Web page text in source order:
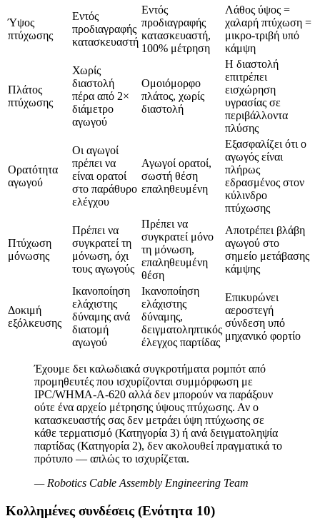
Ύψος
πτύχωσης
Εντός
προδιαγραφής
κατασκευαστή
Εντός
προδιαγραφής
κατασκευαστή,
100% μέτρηση
Λάθος ύψος =
χαλαρή πτύχωση =
μικρο-τριβή υπό
κάμψη
Πλάτος
πτύχωσης
Χωρίς
διαστολή
πέρα από 2×
διάμετρο
αγωγού
Ομοιόμορφο
πλάτος, χωρίς
διαστολή
Η διαστολή
επιτρέπει
εισχώρηση
υγρασίας σε
περιβάλλοντα
πλύσης
Ορατότητα
αγωγού
Οι αγωγοί
πρέπει να
είναι ορατοί
στο παράθυρο
ελέγχου
Αγωγοί ορατοί,
σωστή θέση
επαληθευμένη
Εξασφαλίζει ότι ο
αγωγός είναι
πλήρως
εδρασμένος στον
κύλινδρο
πτύχωσης
Πτύχωση
μόνωσης
Πρέπει να
συγκρατεί τη
μόνωση, όχι
τους αγωγούς
Πρέπει να
συγκρατεί μόνο
τη μόνωση,
επαληθευμένη
θέση
Αποτρέπει βλάβη
αγωγού στο
σημείο μετάβασης
κάμψης
Δοκιμή
εξόλκευσης
Ικανοποίηση
ελάχιστης
δύναμης ανά
διατομή
αγωγού
Ικανοποίηση
ελάχιστης
δύναμης,
δειγματοληπτικός
έλεγχος παρτίδας
Επικυρώνει
αεροστεγή
σύνδεση υπό
μηχανικό φορτίο
Έχουμε δει καλωδιακά συγκροτήματα ρομπότ από
προμηθευτές που ισχυρίζονται συμμόρφωση με
IPC/WHMA-A-620 αλλά δεν μπορούν να παράξουν
ούτε ένα αρχείο μέτρησης ύψους πτύχωσης. Αν ο
κατασκευαστής σας δεν μετράει ύψη πτύχωσης σε
κάθε τερματισμό (Κατηγορία 3) ή ανά δειγματοληψία
παρτίδας (Κατηγορία 2), δεν ακολουθεί πραγματικά το
πρότυπο — απλώς το ισχυρίζεται.
— Robotics Cable Assembly Engineering Team
Κολλημένες συνδέσεις (Ενότητα 10)